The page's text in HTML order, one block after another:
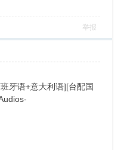
举报
牙语+意大利语][台配国